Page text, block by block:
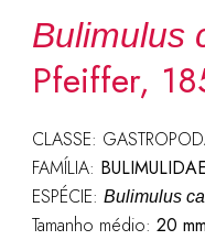
Bulimulus
Pfeiffer,
CLASSE:
FAMÍLIA:
ESPÉCIE: Bulimulus
Tamanho médio: 20 mm